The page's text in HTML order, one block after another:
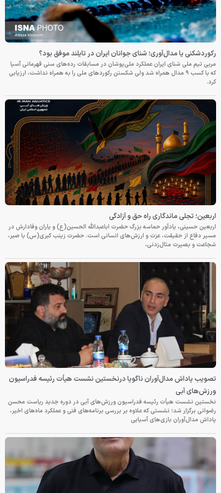
رکوردشکنی یا مدال‌آوری؛ شنای جوانان ایران در تایلند موفق بود؟
مربی تیم ملی شنای ایران عملکرد ملی‌پوشان در مسابقات رده‌های سنی قهرمانی آسیا
که با کسب ۹ مدال همراه شد ولی شکستن رکوردهای ملی را به همراه نداشت، ارزیابی
کرد.
اربعین؛ تجلی ماندگاری راه حق و آزادگی
اربعین حسینی، یادآور حماسه بزرگ حضرت اباعبدالله الحسین(ع) و یاران وفادارش در
مسیر دفاع از حقیقت، عزت و ارزش‌های انسانی است. حضرت زینب کبری(س) با صبر،
شجاعت و بصیرت مثال‌زدنی،
تصویب پاداش مدال‌آوران ناگویا درنخستین نشست هیأت رئیسه فدراسیون
ورزش‌های آبی
نخستین نشست هیأت رئیسه فدراسیون ورزش‌های آبی در دوره جدید ریاست محسن
رضوانی برگزار شد؛ نشستی که علاوه بر بررسی برنامه‌های فنی و عملکرد ماه‌های اخیر،
پاداش مدال‌آوران بازی‌های آسیایی